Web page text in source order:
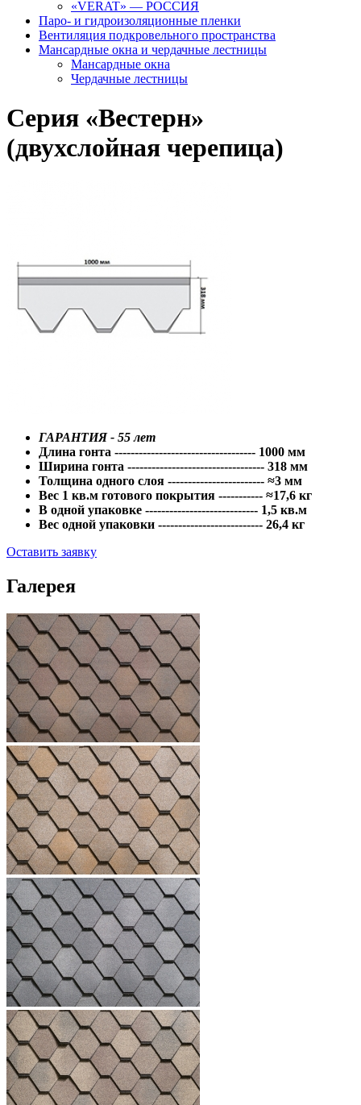
«VERAT» — РОССИЯ
Паро- и гидроизоляционные пленки
Вентиляция подкровельного пространства
Мансардные окна и чердачные лестницы
Мансардные окна
Чердачные лестницы
Серия «Вестерн»
(двухслойная черепица)
ГАРАНТИЯ - 55 лет
Длина гонта ----------------------------------- 1000 мм
Ширина гонта ---------------------------------- 318 мм
Толщина одного слоя ------------------------ ≈3 мм
Вес 1 кв.м готового покрытия ----------- ≈17,6 кг
В одной упаковке ---------------------------- 1,5 кв.м
Вес одной упаковки -------------------------- 26,4 кг
Оставить заявку
Галерея